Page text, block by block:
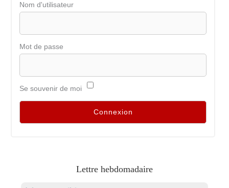
Nom d'utilisateur
Mot de passe
Se souvenir de moi
Lettre hebdomadaire